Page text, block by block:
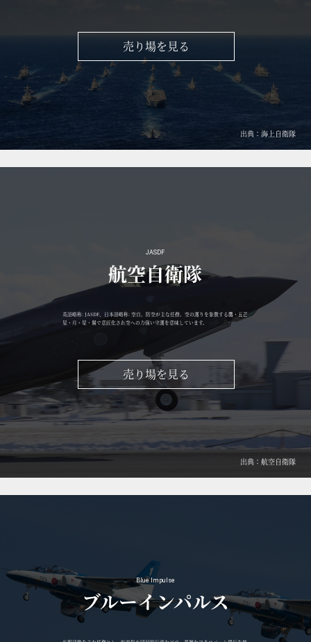
売り場を見る
出典：海上自衛隊
JASDF
航空自衛隊
英語略称: JASDF、日本語略称: 空自。防空が主な任務。空の護りを象徴する鷹・五芒
星・月・星・翼で意匠化され空への力強い守護を意味しています。
売り場を見る
出典：航空自衛隊
Blue Impulse
ブルーインパルス